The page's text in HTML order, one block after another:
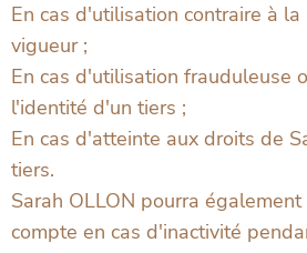
En cas d'utilisation contraire à
vigueur ;
En cas d'utilisation frauduleuse
l'identité d'un tiers ;
En cas d'atteinte aux droits de
tiers.
Sarah OLLON pourra
compte en cas d'inactivité